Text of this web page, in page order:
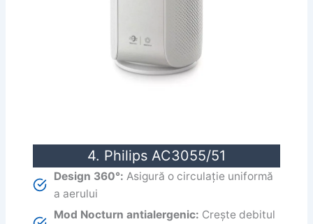
4. Philips AC3055/51
Design 360°: Asigură o circulație uniformă
a aerului
Mod Nocturn antialergenic: Crește debitul